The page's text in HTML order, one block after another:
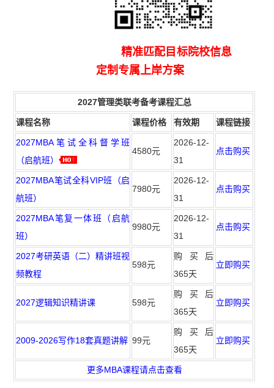
精准匹配目标院校信息
定制专属上岸方案
2027管理类联考备考课程汇总
课程名称 课程价格 有效期 课程链接
2027MBA笔试全科督学班
（启航班）
4580元
2026-12-
31
点击购买
2027MBA笔试全科VIP班（启
航班）
7980元
2026-12-
31
点击购买
2027MBA笔复一体班（启航
班）
9980元
2026-12-
31
点击购买
2027考研英语（二）精讲班视
频教程
598元
购买后
365天
立即购买
2027逻辑知识精讲课 598元
购买后
365天
立即购买
2009-2026写作18套真题讲解 99元
购买后
365天
立即购买
更多MBA课程请点击查看